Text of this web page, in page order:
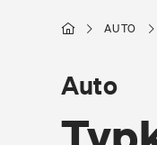
AUTO
Auto